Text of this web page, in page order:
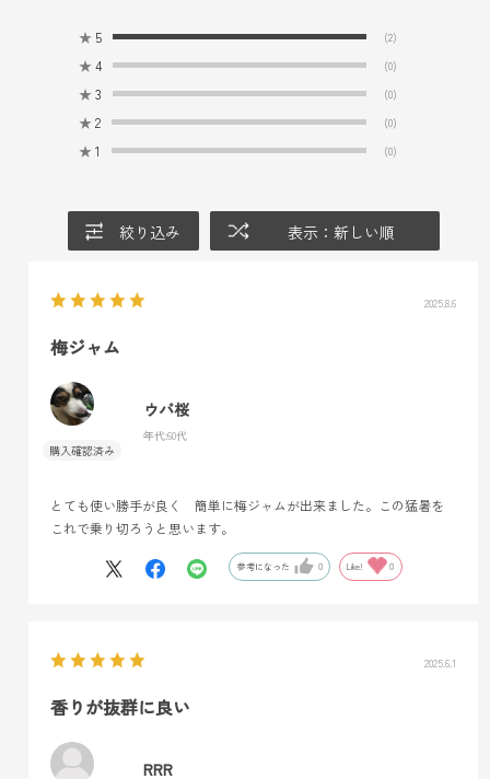
★ 5 (2)
★ 4 (0)
★ 3 (0)
★ 2 (0)
★ 1 (0)
絞り込み 表示：新しい順
2025.8.6
梅ジャム
ウバ桜
年代:60代
とても使い勝手が良く 簡単に梅ジャムが出来ました。この猛暑を
これで乗り切ろうと思います。
参考になった 0 Like! 0
2025.6.1
香りが抜群に良い
RRR